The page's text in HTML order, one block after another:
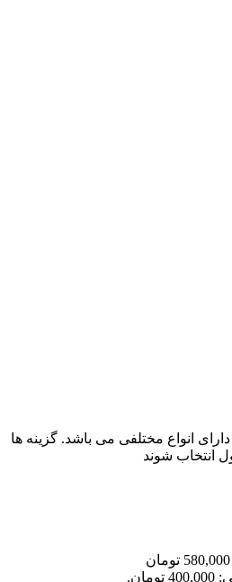
انواع مختلفی می باشد. گزینه ها
شوند
قیمت اصلی: 580,000 تومان